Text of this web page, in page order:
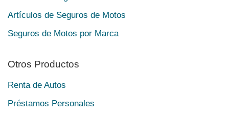
Artículos de Seguros de Motos
Seguros de Motos por Marca
Otros Productos
Renta de Autos
Préstamos Personales